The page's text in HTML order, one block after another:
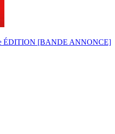
ÉDITION [BANDE ANNONCE]